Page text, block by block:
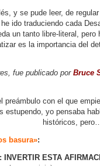
y se pude leer, de
ido traduciendo cada
un tanto libre-literal,
es la importancia del
fue publicado por Bruce
preámbulo con el que
estupendo, yo pensaba
históricos,
basura»:
INVERTIR ESTA